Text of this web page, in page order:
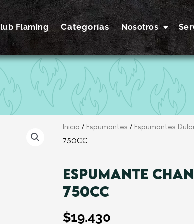
Flaming Categorías Nosotros
Inicio / Espumantes / Espumantes
750CC
ESPUMANTE
750CC
$19.430